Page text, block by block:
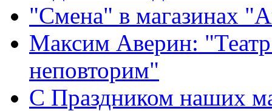
"Смена" в магазинах
Максим Аверин:
неповторим"
С Праздником наших